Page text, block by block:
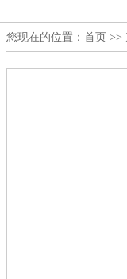
您现在的位置： 首页 >>